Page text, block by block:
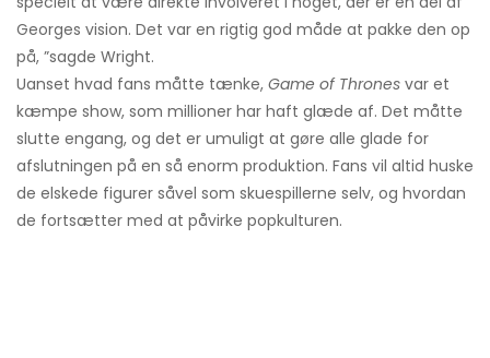
Georges vision. Det var en rigtig god måde at pakke den op
på, ”sagde Wright.
Uanset hvad fans måtte tænke, Game of Thrones var et
kæmpe show, som millioner har haft glæde af. Det måtte
slutte engang, og det er umuligt at gøre alle glade for
afslutningen på en så enorm produktion. Fans vil altid huske
de elskede figurer såvel som skuespillerne selv, og hvordan
de fortsætter med at påvirke popkulturen.